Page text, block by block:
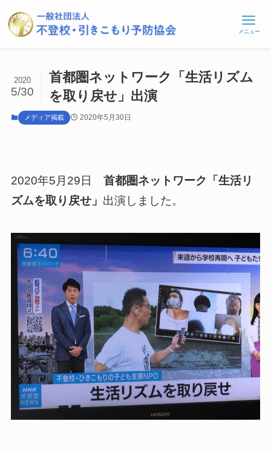
メニュー
首都圏ネットワーク「生活リズム
を取り戻せ」出演
2020
5/30
メディア掲載 2020年5月30日
2020年5月29日 首都圏ネットワーク「生活リ
ズムを取り戻せ」 出演しました。